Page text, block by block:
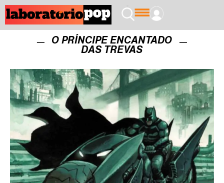
O PRÍNCIPE ENCANTADO
DAS TREVAS